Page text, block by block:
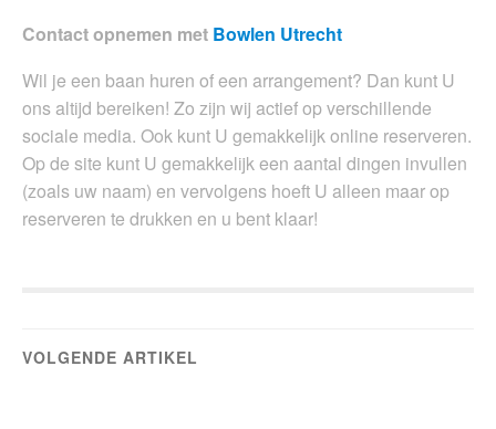
Contact opnemen met Bowlen Utrecht
Wil je een baan huren of een arrangement? Dan kunt U
ons altijd bereiken! Zo zijn wij actief op verschillende
sociale media. Ook kunt U gemakkelijk online reserveren.
Op de site kunt U gemakkelijk een aantal dingen invullen
(zoals uw naam) en vervolgens hoeft U alleen maar op
reserveren te drukken en u bent klaar!
VOLGENDE ARTIKEL